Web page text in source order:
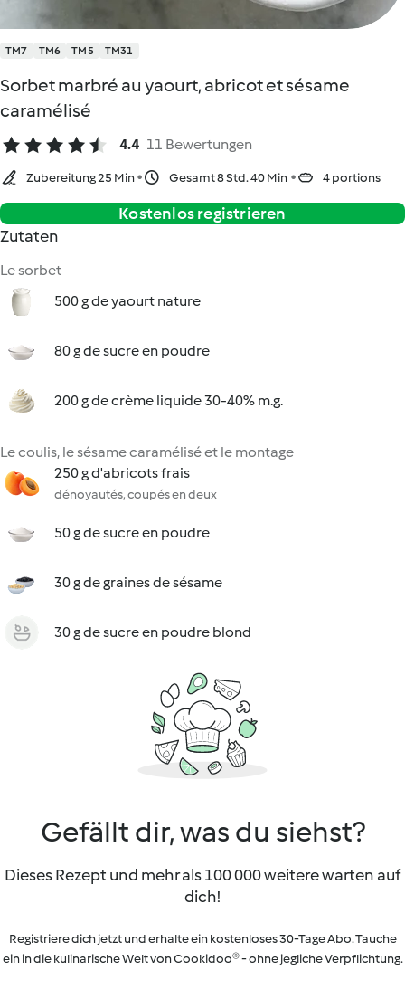
TM7 TM6 TM5 TM31
Sorbet marbré au yaourt, abricot et sésame
caramélisé
4.4 11 Bewertungen
Zubereitung 25 Min Gesamt 8 Std. 40 Min 4 portions
Kostenlos registrieren
Zutaten
Le sorbet
500 g de yaourt nature
80 g de sucre en poudre
200 g de crème liquide 30-40% m.g.
Le coulis, le sésame caramélisé et le montage
250 g d'abricots frais
dénoyautés, coupés en deux
50 g de sucre en poudre
30 g de graines de sésame
30 g de sucre en poudre blond
Gefällt dir, was du siehst?
Dieses Rezept und mehr als 100 000 weitere warten auf
dich!
Registriere dich jetzt und erhalte ein kostenloses 30-Tage Abo. Tauche
ein in die kulinarische Welt von Cookidoo® - ohne jegliche Verpflichtung.